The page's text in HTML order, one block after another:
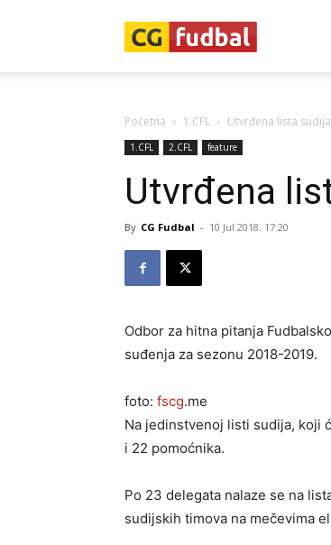
Početna 1.CFL Utvrđena lista sudija
1.CFL 2.CFL feature
Utvrđena
By CG Fudbal - 10 Jul 2018. 17:20
Odbor za hitna pitanja
suđenja za sezonu 2018-2019.
foto: fscg.me
Na jedinstvenoj listi sudija, koji
i 22 pomoćnika.
Po 23 delegata nalaze se na
sudijskih timova na mečevima